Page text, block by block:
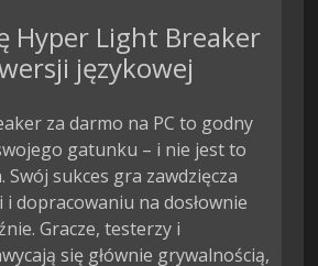
Hyper Light Breaker
językowej
za darmo na PC to godny
gatunku – i nie jest to
Swój sukces gra zawdzięcza
i dopracowaniu na dosłownie
Gracze, testerzy i
się głównie grywalnością,